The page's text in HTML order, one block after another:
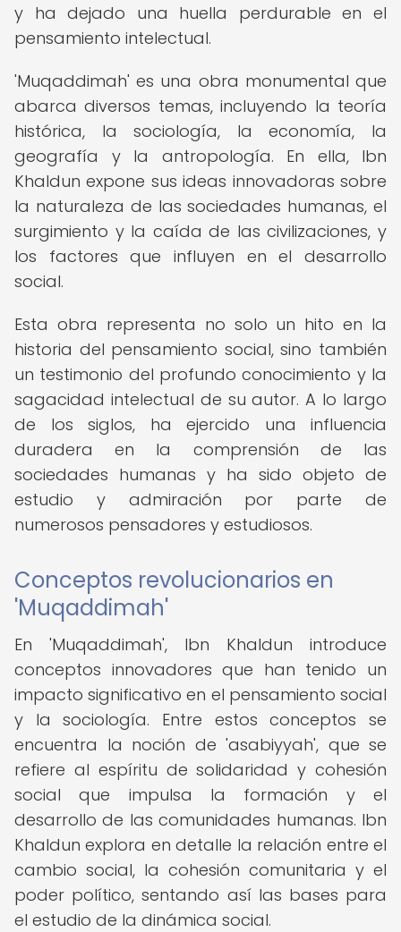
y ha dejado una huella perdurable en el
pensamiento intelectual.
'Muqaddimah' es una obra monumental que
abarca diversos temas, incluyendo la teoría
histórica, la sociología, la economía, la
geografía y la antropología. En ella, Ibn
Khaldun expone sus ideas innovadoras sobre
la naturaleza de las sociedades humanas, el
surgimiento y la caída de las civilizaciones, y
los factores que influyen en el desarrollo
social.
Esta obra representa no solo un hito en la
historia del pensamiento social, sino también
un testimonio del profundo conocimiento y la
sagacidad intelectual de su autor. A lo largo
de los siglos, ha ejercido una influencia
duradera en la comprensión de las
sociedades humanas y ha sido objeto de
estudio y admiración por parte de
numerosos pensadores y estudiosos.
Conceptos revolucionarios en
'Muqaddimah'
En 'Muqaddimah', Ibn Khaldun introduce
conceptos innovadores que han tenido un
impacto significativo en el pensamiento social
y la sociología. Entre estos conceptos se
encuentra la noción de 'asabiyyah', que se
refiere al espíritu de solidaridad y cohesión
social que impulsa la formación y el
desarrollo de las comunidades humanas. Ibn
Khaldun explora en detalle la relación entre el
cambio social, la cohesión comunitaria y el
poder político, sentando así las bases para
el estudio de la dinámica social.